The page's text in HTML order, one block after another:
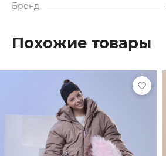
Бренд
Похожие товары